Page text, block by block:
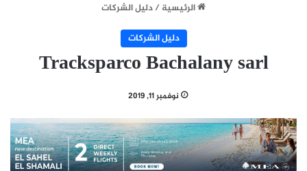
الرئيسية/دليل الشركات
دليل الشركات
Tracksparco Bachalany sarl
نوفمبر 11, 2019